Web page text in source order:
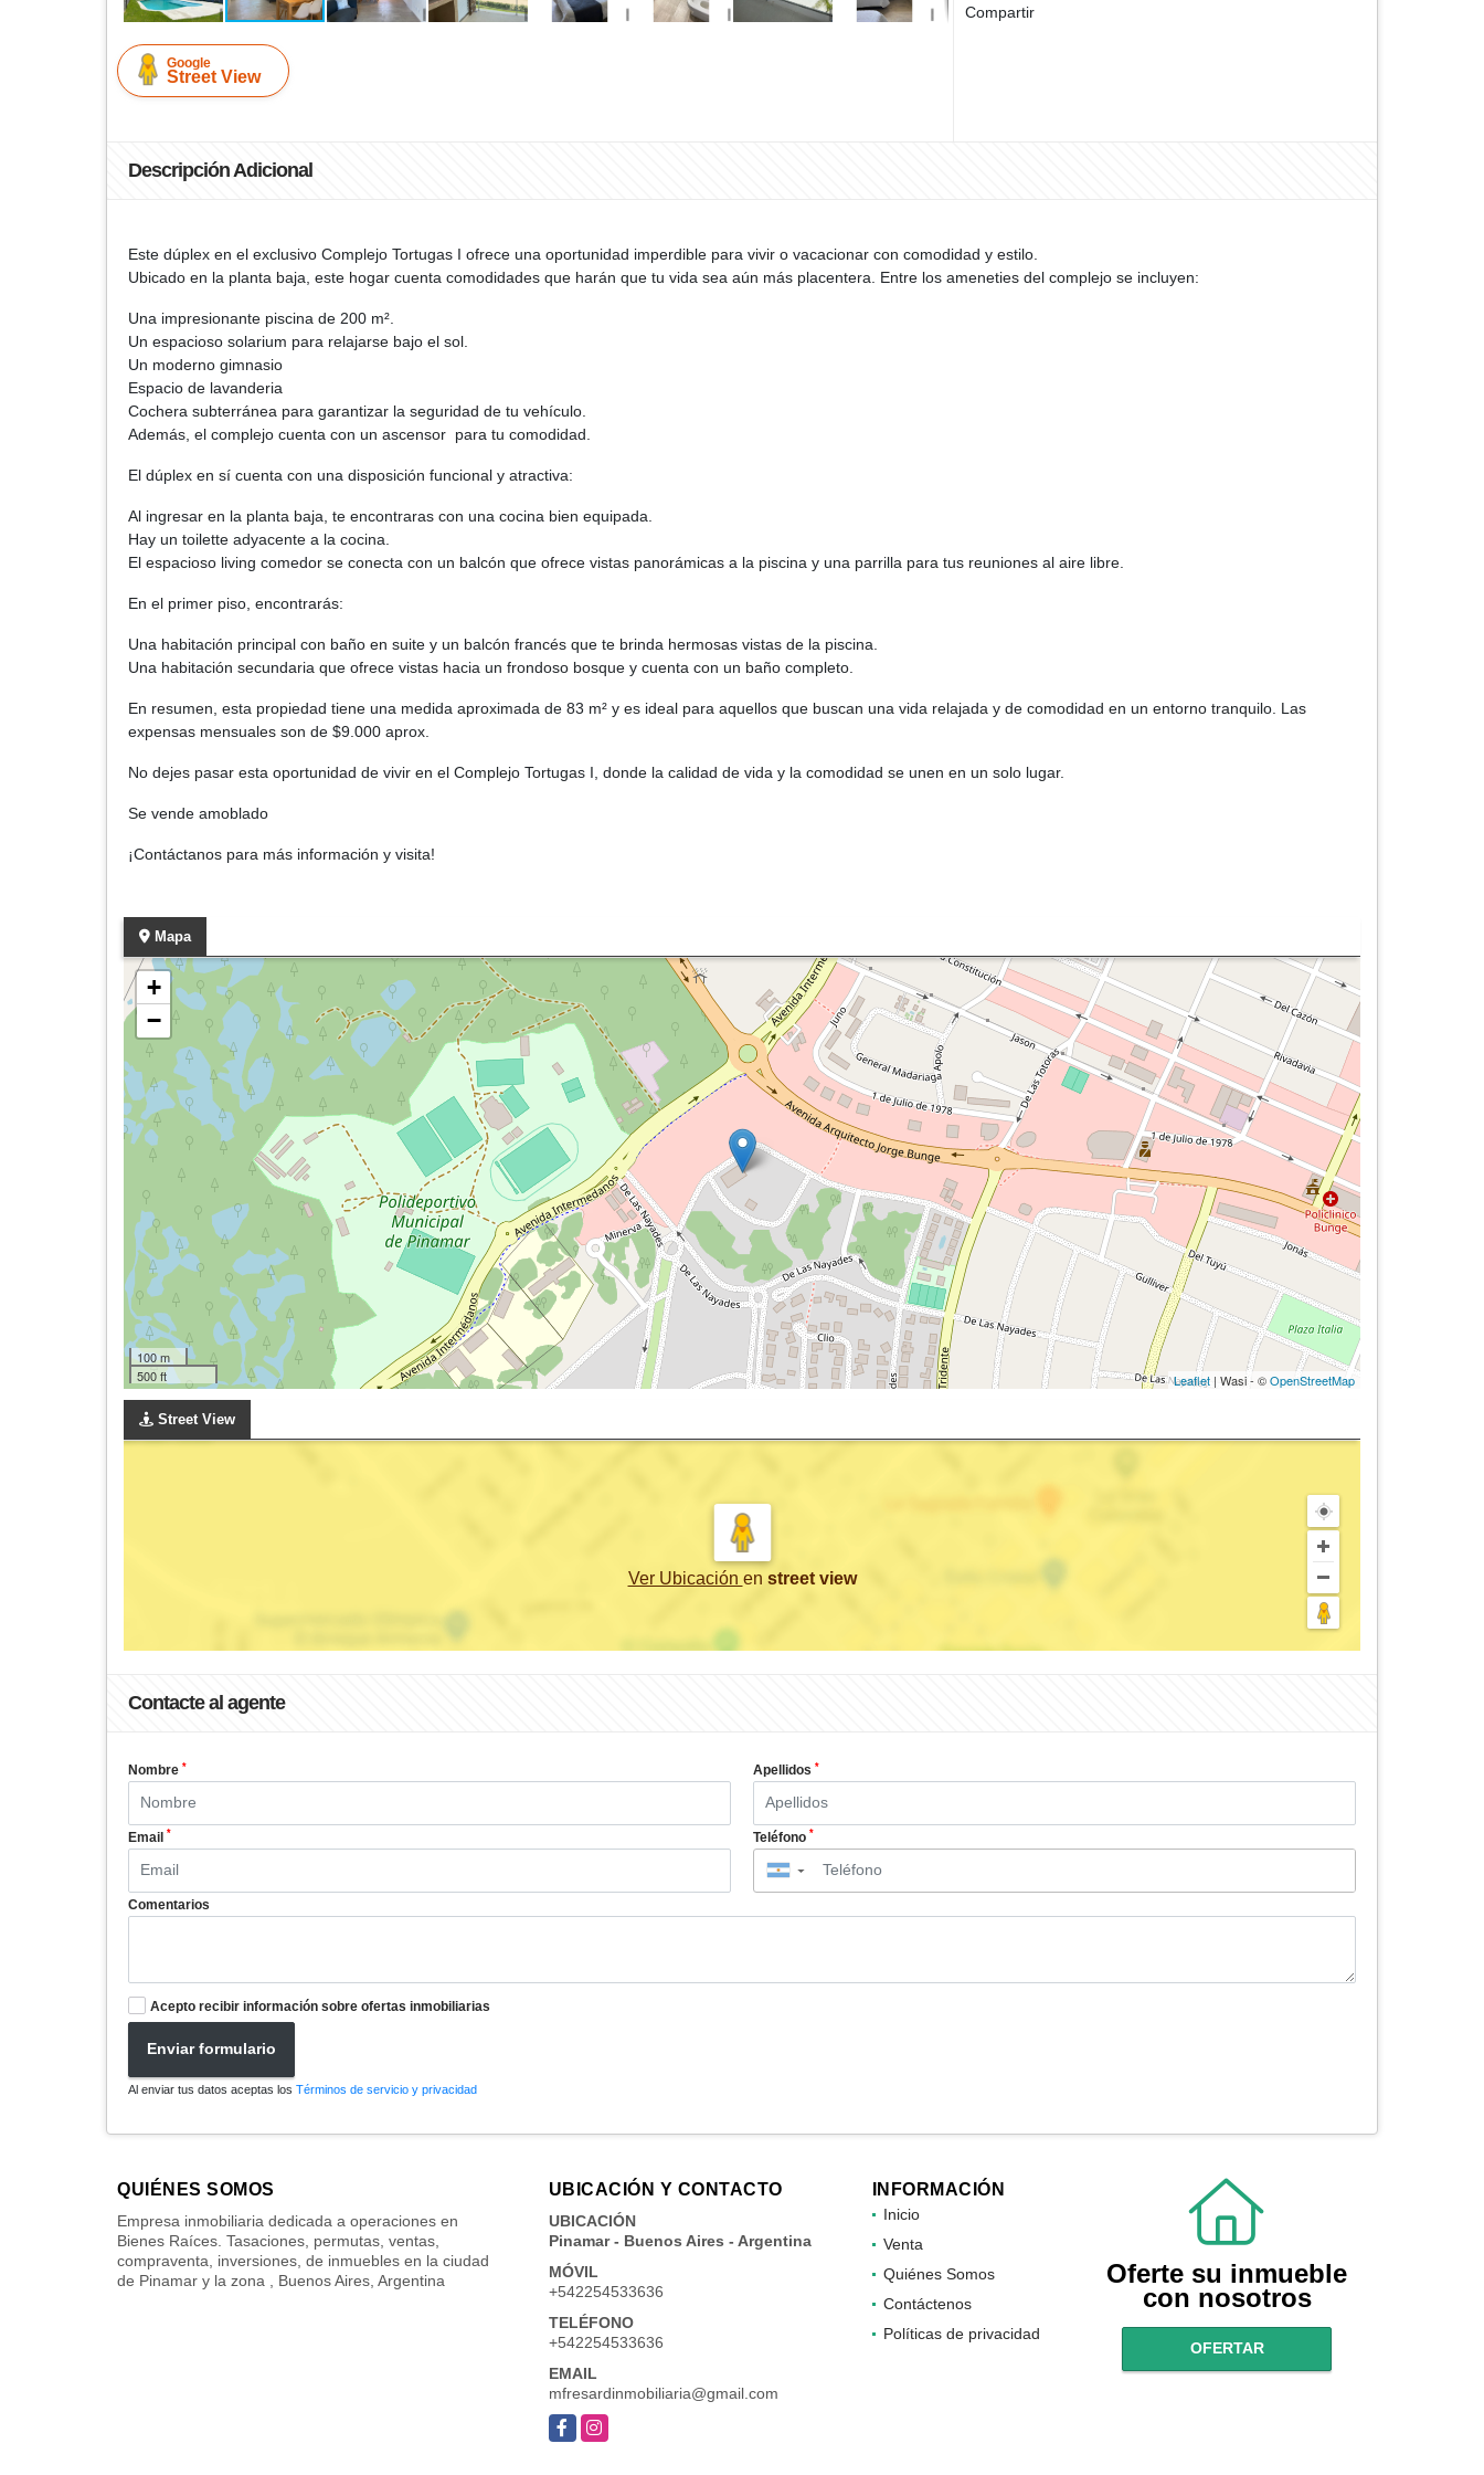
Google
Street View
Compartir
Descripción Adicional
Este dúplex en el exclusivo Complejo Tortugas I ofrece una oportunidad imperdible para vivir o vacacionar con comodidad y estilo.
Ubicado en la planta baja, este hogar cuenta comodidades que harán que tu vida sea aún más placentera. Entre los ameneties del complejo se incluyen:
Una impresionante piscina de 200 m².
Un espacioso solarium para relajarse bajo el sol.
Un moderno gimnasio
Espacio de lavanderia
Cochera subterránea para garantizar la seguridad de tu vehículo.
Además, el complejo cuenta con un ascensor para tu comodidad.
El dúplex en sí cuenta con una disposición funcional y atractiva:
Al ingresar en la planta baja, te encontraras con una cocina bien equipada.
Hay un toilette adyacente a la cocina.
El espacioso living comedor se conecta con un balcón que ofrece vistas panorámicas a la piscina y una parrilla para tus reuniones al aire libre.
En el primer piso, encontrarás:
Una habitación principal con baño en suite y un balcón francés que te brinda hermosas vistas de la piscina.
Una habitación secundaria que ofrece vistas hacia un frondoso bosque y cuenta con un baño completo.
En resumen, esta propiedad tiene una medida aproximada de 83 m² y es ideal para aquellos que buscan una vida relajada y de comodidad en un entorno tranquilo. Las
expensas mensuales son de $9.000 aprox.
No dejes pasar esta oportunidad de vivir en el Complejo Tortugas I, donde la calidad de vida y la comodidad se unen en un solo lugar.
Se vende amoblado
¡Contáctanos para más información y visita!
Mapa
+
−
100 m
500 ft
Leaflet | Wasi - ©OpenStreetMap
Street View
Ver Ubicación en street view
Contacte al agente
Nombre * Apellidos *
Email * Teléfono *
▼
Comentarios
Acepto recibir información sobre ofertas inmobiliarias
Enviar formulario
Al enviar tus datos aceptas los Términos de servicio y privacidad
QUIÉNES SOMOS
Empresa inmobiliaria dedicada a operaciones en
Bienes Raíces. Tasaciones, permutas, ventas,
compraventa, inversiones, de inmuebles en la ciudad
de Pinamar y la zona , Buenos Aires, Argentina
UBICACIÓN Y CONTACTO
UBICACIÓN
Pinamar - Buenos Aires - Argentina
MÓVIL
+542254533636
TELÉFONO
+542254533636
EMAIL
mfresardinmobiliaria@gmail.com
FacebookInstagram
INFORMACIÓN
Inicio
Venta
Quiénes Somos
Contáctenos
Políticas de privacidad
Oferte su inmueble
con nosotros
OFERTAR